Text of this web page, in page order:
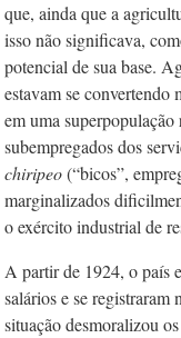
que, ainda que a
isso não significava,
potencial de sua base.
estavam se convertendo
em uma superpopulação
subempregados dos
chiripeo(“bicos”,
marginalizados
o exército industrial de
A partir de 1924, o país
salários e se registraram
situação desmoralizou